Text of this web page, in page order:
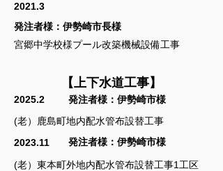
2021.3
発注者様：伊勢崎市長様
宮郷中学校様プール改築機械設備工事
【上下水道工事】
2025.2 発注者様： 伊勢崎市様
(老）鹿島町地内配水管布設替工事
2023.11
発注者様： 伊勢崎市様
(老）東本町外地内配水管布設替工事1工区